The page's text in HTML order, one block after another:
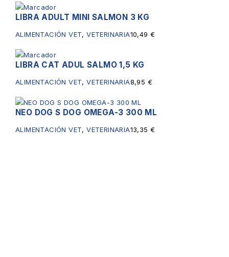
LIBRA ADULT MINI SALMON 3 KG
ALIMENTACIÓN VET,VETERINARIA10,49€
LIBRA CAT ADUL SALMO 1,5 KG
ALIMENTACIÓN VET,VETERINARIA8,95 €
NEO DOG S DOG OMEGA-3 300 ML
ALIMENTACIÓN VET,VETERINARIA13,35€